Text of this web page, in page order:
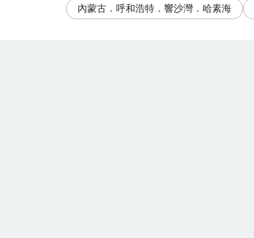
內蒙古．呼和浩特．響沙灣．哈素海